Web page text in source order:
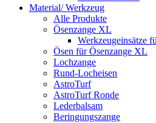
Material/ Werkzeug
Alle Produkte
Ösenzange XL
Werkzeugeinsätze
Ösen für Ösenzange XL
Lochzange
Rund-Locheisen
AstroTurf
AstroTurf Ronde
Lederbalsam
Beringungszange